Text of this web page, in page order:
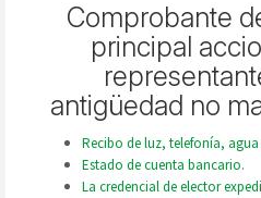
Comprobante
principal
antigüedad no
Recibo de luz, telefonía, agua
Estado de cuenta bancario.
La credencial de elector